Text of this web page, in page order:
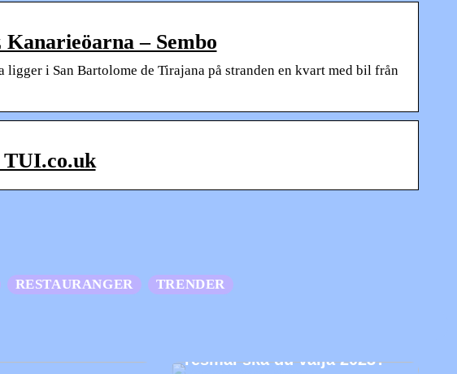
– Sembo
i San Bartolome de Tirajana på stranden en kvart med bil från
RESTAURANGER TRENDER
resmål ska du välja 2023?